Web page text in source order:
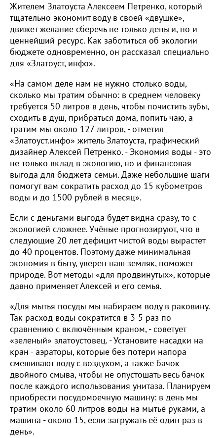
Жителем Златоуста Алексеем Петренко, который
тщательно экономит воду в своей «двушке»,
движет желание сберечь не только деньги, но и
ценнейший ресурс. Как заботиться об экологии
бюджете одновременно, он рассказал специально
для «Златоуст, инфо».
«На самом деле нам не нужно столько воды,
сколько мы тратим обычно: в среднем человеку
требуется 50 литров в день, чтобы почистить зубы,
сходить в душ, прибраться дома, попить чаю, а
тратим мы около 127 литров, - отметил
«Златоуст.инфо» житель Златоуста, графический
дизайнер Алексей Петренко. - Экономия воды - это
не только вклад в экологию, но и финансовая
выгода для бюджета семьи. Даже небольшие шаги
помогут вам сократить расход до 15 кубометров
воды и до 1500 рублей в месяц».
Если с деньгами выгода будет видна сразу, то с
экологией сложнее. Учёные прогнозируют, что в
следующие 20 лет дефицит чистой воды вырастет
до 40 процентов. Поэтому даже минимальная
экономия в быту, уверен наш земляк, поможет
природе. Вот методы «для продвинутых», которые
давно применяет Алексей и его семья.
«Для мытья посуды мы набираем воду в раковину.
Так расход воды сократится в 3-5 раз по
сравнению с включённым краном, - советует
«зеленый» златоустовец. - Установите насадки на
кран - аэраторы, которые без потери напора
смешивают воду с воздухом, а также бачок
двойного смыва, чтобы не опустошать весь бачок
после каждого использования унитаза. Планируем
приобрести посудомоечную машину: в день мы
тратим около 60 литров воды на мытьё руками, а
машина - около 15, если загружать её один раз в
день».